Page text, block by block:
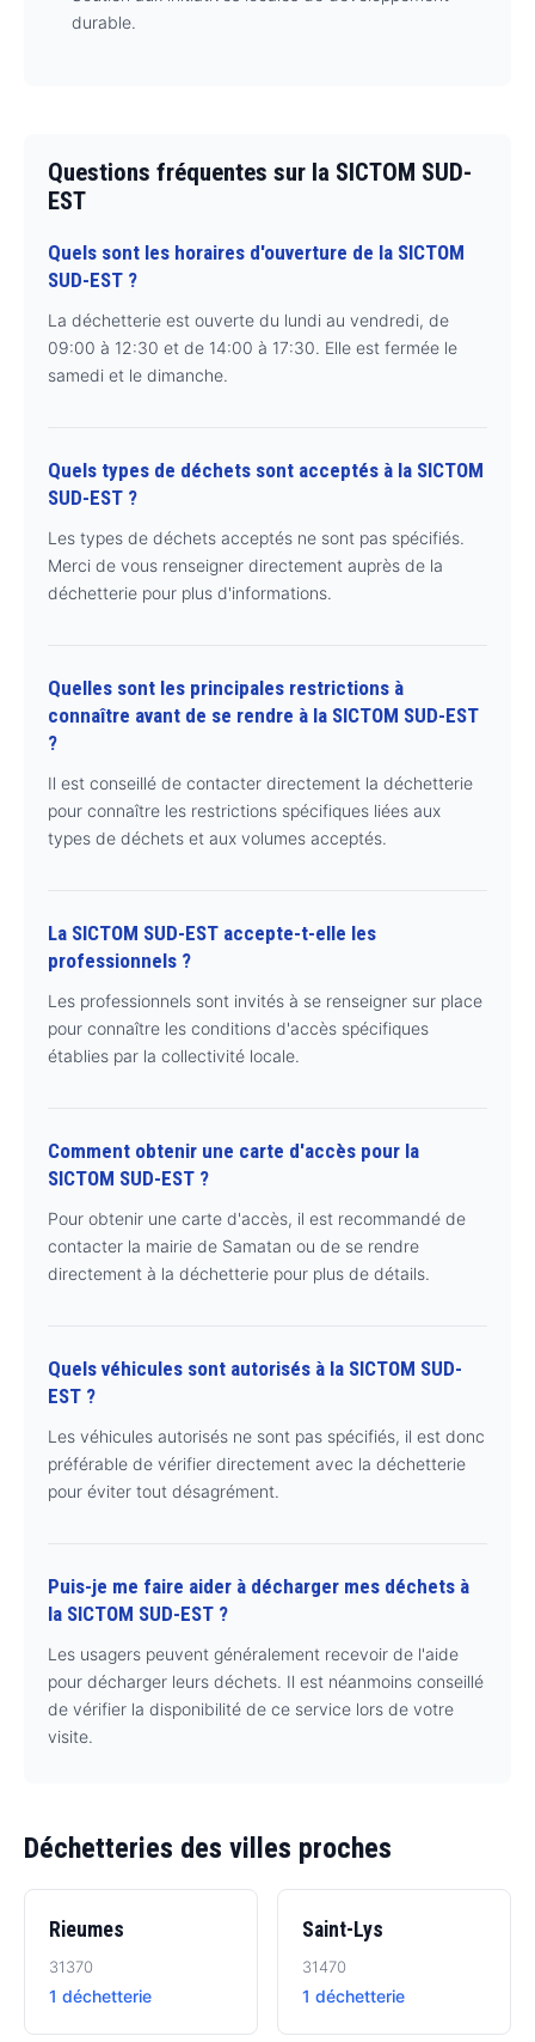
durable.
Questions fréquentes sur la SICTOM SUD-
EST
Quels sont les horaires d'ouverture de la SICTOM
SUD-EST ?
La déchetterie est ouverte du lundi au vendredi, de
09:00 à 12:30 et de 14:00 à 17:30. Elle est fermée le
samedi et le dimanche.
Quels types de déchets sont acceptés à la SICTOM
SUD-EST ?
Les types de déchets acceptés ne sont pas spécifiés.
Merci de vous renseigner directement auprès de la
déchetterie pour plus d'informations.
Quelles sont les principales restrictions à
connaître avant de se rendre à la SICTOM SUD-EST
?
Il est conseillé de contacter directement la déchetterie
pour connaître les restrictions spécifiques liées aux
types de déchets et aux volumes acceptés.
La SICTOM SUD-EST accepte-t-elle les
professionnels ?
Les professionnels sont invités à se renseigner sur place
pour connaître les conditions d'accès spécifiques
établies par la collectivité locale.
Comment obtenir une carte d'accès pour la
SICTOM SUD-EST ?
Pour obtenir une carte d'accès, il est recommandé de
contacter la mairie de Samatan ou de se rendre
directement à la déchetterie pour plus de détails.
Quels véhicules sont autorisés à la SICTOM SUD-
EST ?
Les véhicules autorisés ne sont pas spécifiés, il est donc
préférable de vérifier directement avec la déchetterie
pour éviter tout désagrément.
Puis-je me faire aider à décharger mes déchets à
la SICTOM SUD-EST ?
Les usagers peuvent généralement recevoir de l'aide
pour décharger leurs déchets. Il est néanmoins conseillé
de vérifier la disponibilité de ce service lors de votre
visite.
Déchetteries des villes proches
Rieumes
31370
1 déchetterie
Saint-Lys
31470
1 déchetterie